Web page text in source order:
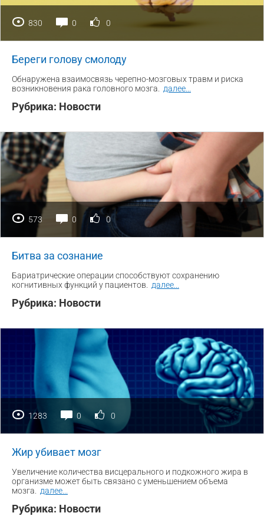
830 0 0
Береги голову смолоду
Обнаружена взаимосвязь черепно-мозговых травм и риска
возникновения рака головного мозга.
далее
Рубрика: Новости
573 0 0
Битва за сознание
Бариатрические операции способствуют сохранению
когнитивных функций у пациентов.
далее
Рубрика: Новости
1283 0 0
Жир убивает мозг
Увеличение количества висцерального и подкожного жира в
организме может быть связано с уменьшением объема
мозга.
далее
Рубрика: Новости